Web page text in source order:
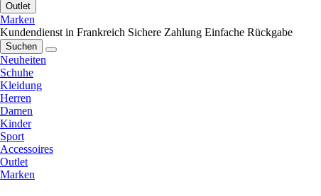
Outlet
Marken
Kundendienst in Frankreich Sichere Zahlung Einfache Rückgabe
Suchen
Neuheiten
Schuhe
Kleidung
Herren
Damen
Kinder
Sport
Accessoires
Outlet
Marken